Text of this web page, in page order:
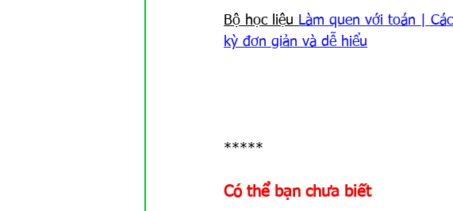
Bộ học liệu Làm quen với toán |
kỳ đơn giản và dễ hiểu
*****
Có thể bạn chưa biết